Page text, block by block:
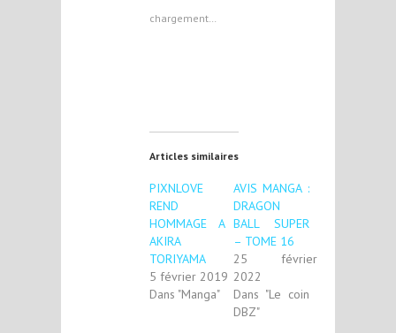
chargement…
Articles similaires
PIXNLOVE
REND
HOMMAGE A
AKIRA
TORIYAMA
5 février 2019
Dans "Manga"
AVIS MANGA :
DRAGON
BALL SUPER
– TOME 16
25 février
2022
Dans "Le coin
DBZ"